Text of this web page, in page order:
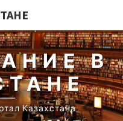
В
Казахстана